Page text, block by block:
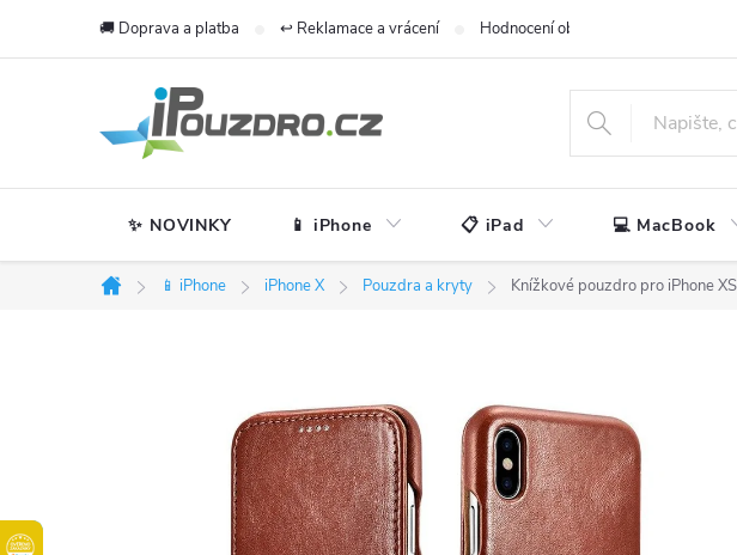
🚚 Doprava a platba ↩️ Reklamace a vrácení Hodnocení obchodu
✨ NOVINKY 📱 iPhone 📋 iPad 💻 MacBook
Domů
📱 iPhone iPhone X Pouzdra a kryty Knížkové pouzdro pro iPhone